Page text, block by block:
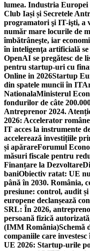
lumea. Industria Europei
Club Iași și Secretele
programatori şi IT-işti, a
număr mare locurile de
îmbătrâneşte, iar
în inteligenţa artificială
OpenAI se pregătesc de
pentru startup-uri cu
Online in 2026Startup
din spatele muncii în IT
NationalaMinisterul
fondurilor de câte
Antreprenor 2024.
2026: Accelerator
IT acces la instrumente
accelerează investițiile
și apărareForumul
măsuri fiscale pentru
Finanțare la Dezvoltare
baniObiectiv ratat: UE
până în 2030. România,
presiune: control, audit
europene declanșează
SRL: În 2026,
persoană fizică
(IMM România)Schemă
companiile care
UE 2026: Startup-urile